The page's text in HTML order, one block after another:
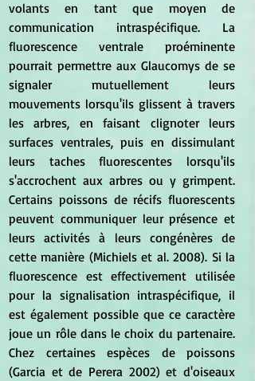
volants en tant que moyen de
communication intraspécifique. La
fluorescence ventrale proéminente
pourrait permettre aux Glaucomys de se
signaler mutuellement leurs
mouvements lorsqu'ils glissent à travers
les arbres, en faisant clignoter leurs
surfaces ventrales, puis en dissimulant
leurs taches fluorescentes lorsqu'ils
s'accrochent aux arbres ou y grimpent.
Certains poissons de récifs fluorescents
peuvent communiquer leur présence et
leurs activités à leurs congénères de
cette manière (Michiels et al. 2008). Si la
fluorescence est effectivement utilisée
pour la signalisation intraspécifique, il
est également possible que ce caractère
joue un rôle dans le choix du partenaire.
Chez certaines espèces de poissons
(Garcia et de Perera 2002) et d'oiseaux